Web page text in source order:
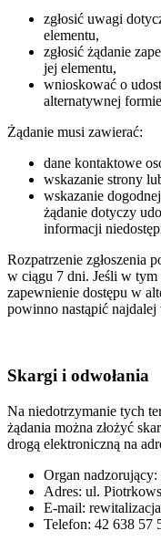
zgłosić uwagi
elementu,
zgłosić żądanie
jej elementu,
wnioskować o
alternatywnej
Żądanie musi zawierać:
dane kontaktowe
wskazanie strony
wskazanie
żądanie dotyczy
informacji
Rozpatrzenie zgłoszenia
w ciągu 7 dni. Jeśli w tym
zapewnienie dostępu w
powinno nastąpić najdalej
Skargi i odwołania
Na niedotrzymanie tych
żądania można złożyć
drogą elektroniczną na
Organ
Adres: ul.
E-mail:
Telefon: 42 638 57